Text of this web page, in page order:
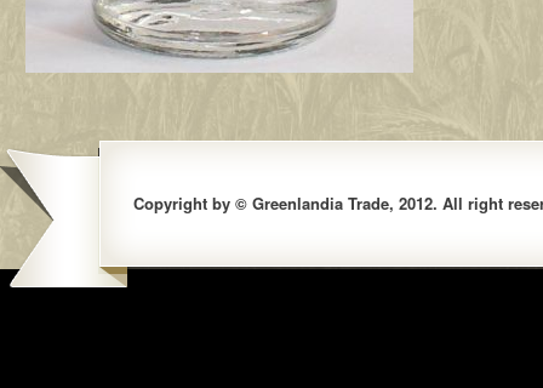
Copyright by © Greenlandia Trade, 2012. All right